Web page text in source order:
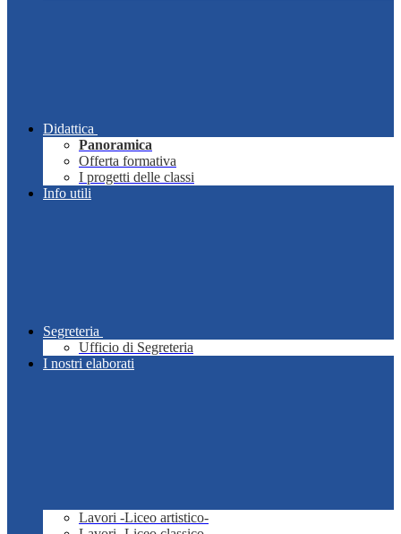
Didattica
Panoramica
Offerta formativa
I progetti delle classi
Info utili
Segreteria
Ufficio di Segreteria
I nostri elaborati
Lavori -Liceo artistico-